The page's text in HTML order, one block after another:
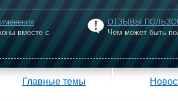
вместе с
ОТЗЫВЫ
Чем может быть
Главные темы